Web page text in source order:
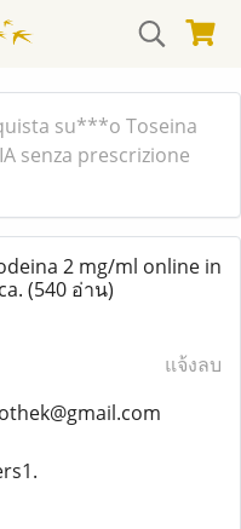
su***o Toseina
senza prescrizione
2 mg/ml online in
(540 อ่าน)
แจ้งลบ